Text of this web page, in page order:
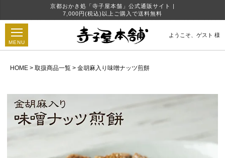
京都おかき処「寺子屋本舗」公式通販サイト |
7,000円(税込)以上ご購入で送料無料
MENU
ようこそ、 ゲスト 様
HOME 取扱商品一覧 金胡麻入り味噌ナッツ煎餅